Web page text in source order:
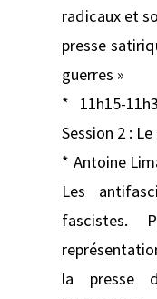
radicaux et
presse
guerres »
* 11h15-
Session 2 :
* Antoine
Les
fascistes.
la presse